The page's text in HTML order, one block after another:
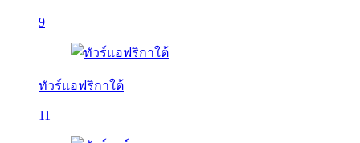
9
ทัวร์แอฟริกาใต้
11